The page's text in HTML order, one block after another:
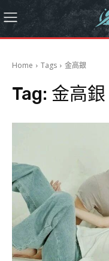
Home Tags 金高銀
Tag: 金高銀